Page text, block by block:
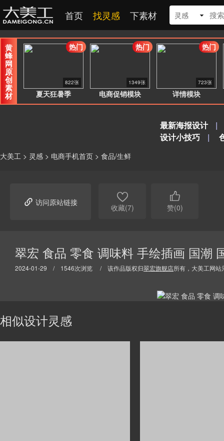
首页 找灵感 下素材 灵感
黄
蜂
网
原
创
素
材 夏天狂暑季
822张
热门
电商促销模块
1349张
热门
详情模块
723张
热门
最新海报设计
|
设计小技巧
|
大美工 > 灵感 > 电商手机首页 > 食品/生鲜
 访问原站链接 
收藏(7)

赞(0)
翠宏 食品 零食 调味料 手绘插画 国潮
2024-01-29 / 1546次浏览 / 该作品版权归翠宏旗舰店所有，大美工网
相似设计灵感